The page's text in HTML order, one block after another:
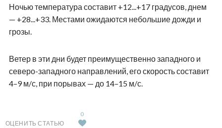
Ночью температура составит +12...+17 градусов, днем
— +28...+33. Местами ожидаются небольшие дожди и
грозы.
Ветер в эти дни будет преимущественно западного и
северо-западного направлений, его скорость составит
4–9 м/с, при порывах — до 14–15 м/с.
ОЦЕНИТЬ СТАТЬЮ
0